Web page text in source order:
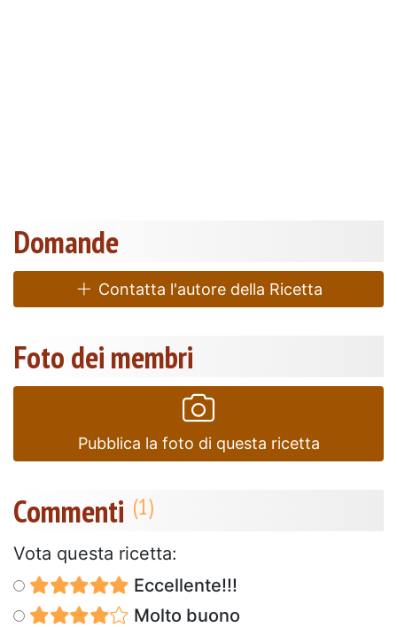
Domande
Contatta l'autore della Ricetta
Foto dei membri
Pubblica la foto di questa ricetta
Commenti
Vota questa ricetta:
Eccellente!!!
Molto buono